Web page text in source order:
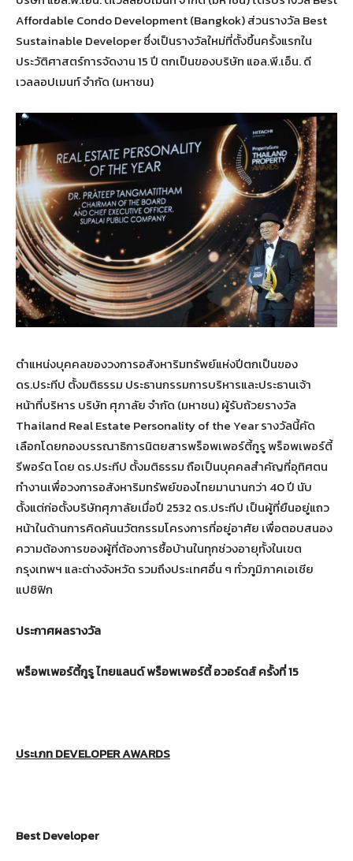
Affordable Condo Development (Bangkok) ส่วนรางวัล Best
Sustainable Developer ซึ่งเป็นรางวัลใหม่ที่ตั้งขึ้นครั้งแรกใน
ประวัติศาสตร์การจัดงาน 15 ปี ตกเป็นของบริษัท แอล.พี.เอ็น. ดี
เวลลอปเมนท์ จำกัด (มหาชน)
ตำแหน่งบุคคลของวงการอสังหาริมทรัพย์แห่งปีตกเป็นของ
ดร.ประทีป ตั้งมติธรรม ประธานกรรมการบริหารและประธานเจ้า
หน้าที่บริหาร บริษัท ศุภาลัย จำกัด (มหาชน) ผู้รับถ้วยรางวัล
Thailand Real Estate Personality of the Year รางวัลนี้คัด
เลือกโดยกองบรรณาธิการนิตยสารพร็อพเพอร์ตี้กูรู พร็อพเพอร์ตี้
รีพอร์ต โดย ดร.ประทีป ตั้งมติธรรม ถือเป็นบุคคลสำคัญที่อุทิศตน
ทำงานเพื่อวงการอสังหาริมทรัพย์ของไทยมานานกว่า 40 ปี นับ
ตั้งแต่ก่อตั้งบริษัทศุภาลัยเมื่อปี 2532 ดร.ประทีป เป็นผู้ที่ยืนอยู่แถว
หน้าในด้านการคิดค้นนวัตกรรมโครงการที่อยู่อาศัย เพื่อตอบสนอง
ความต้องการของผู้ที่ต้องการซื้อบ้านในทุกช่วงอายุทั้งในเขต
กรุงเทพฯ และต่างจังหวัด รวมถึงประเทศอื่น ๆ ทั่วภูมิภาคเอเชีย
แปซิฟิก
ประกาศผลรางวัล
พร็อพเพอร์ตี้กูรู ไทยแลนด์ พร็อพเพอร์ตี้ อวอร์ดส์ ครั้งที่15
ประเภทDEVELOPER AWARDS
Best Developer